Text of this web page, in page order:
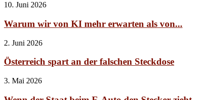
10. Juni 2026
Warum wir von KI mehr erwarten als von...
2. Juni 2026
Österreich spart an der falschen Steckdose
3. Mai 2026